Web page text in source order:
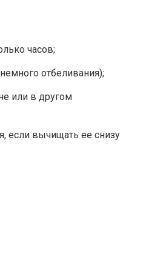
часов;
отбеливания);
или в другом
если вычищать ее снизу